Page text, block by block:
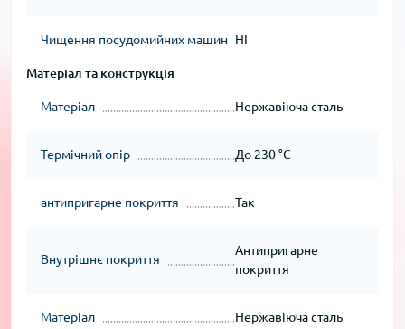
Чищення посудомийних машин НІ
Матеріал та конструкція
Матеріал Нержавіюча сталь
Термічний опір До 230 °C
антипригарне покриття Так
Внутрішнє покриття
Антипригарне
покриття
Матеріал Нержавіюча сталь